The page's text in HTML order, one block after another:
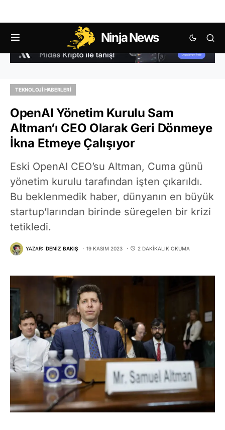
Ninja News
TEKNOLOJI HABERLERI
OpenAI Yönetim Kurulu Sam
Altman’ı CEO Olarak Geri Dönmeye
İkna Etmeye Çalışıyor
Eski OpenAI CEO’su Altman, Cuma günü
yönetim kurulu tarafından işten çıkarıldı.
Bu beklenmedik haber, dünyanın en büyük
startup’larından birinde süregelen bir krizi
tetikledi.
YAZAR: DENIZ BAKIŞ 19 KASIM 2023 2 DAKIKALIK OKUMA